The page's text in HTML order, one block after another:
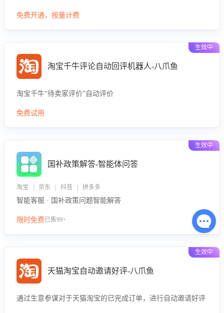
求，帮助企业制定个性化赠品组合策略，优化资源投放并淘汰
免费开通，按量计费
生效中
淘宝千牛评论自动回评机器人-八爪鱼
淘宝千牛“待卖家评价”自动评价
免费试用
生效中
国补政策解答-智能体问答
淘宝 | 京东 | 抖音 | 拼多多
智能客服 · 国补政策问题智能解答
限时免费已售99+
生效中
天猫淘宝自动邀请好评-八爪鱼
通过生意参谋对于天猫淘宝的已完成订单，进行自动邀请好评